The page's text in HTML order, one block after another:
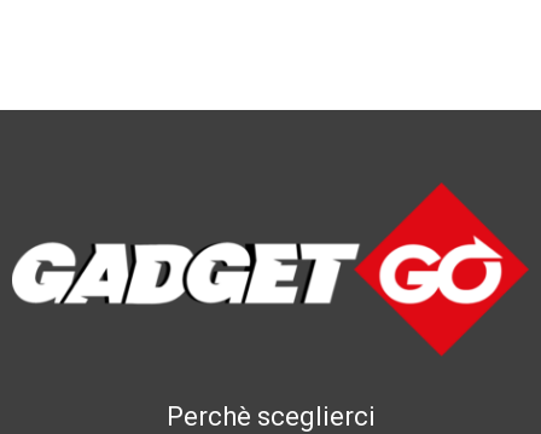
Perchè sceglierci